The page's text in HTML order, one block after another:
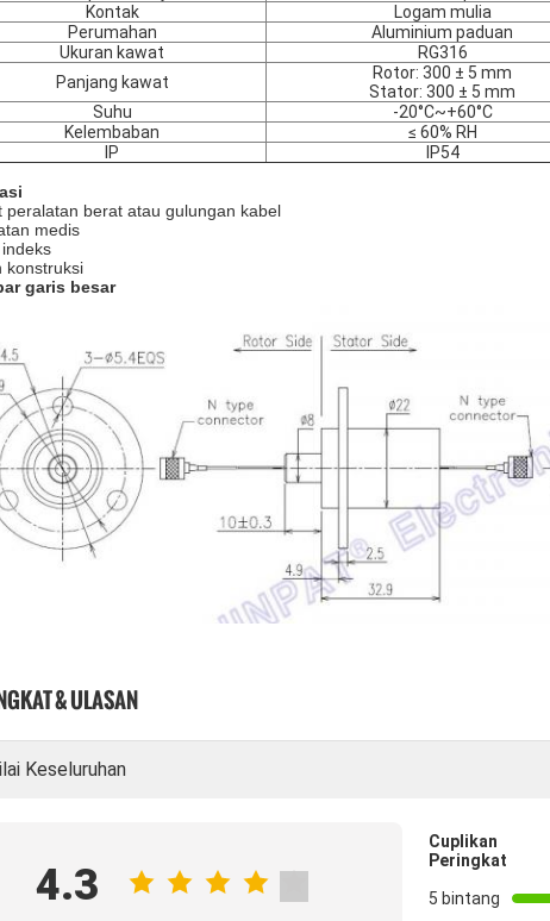
Kontak
Logam mulia
Perumahan
Aluminium paduan
Ukuran kawat
RG316
Panjang kawat
Rotor: 300 ± 5 mm
Stator: 300 ± 5 mm
Suhu
-20°C~+60°C
Kelembaban
≤ 60% RH
IP
IP54
peralatan berat atau gulungan kabel
medis
konstruksi
garis besar
& ULASAN
Keseluruhan
4.3
Cuplikan
Peringkat
5 bintang